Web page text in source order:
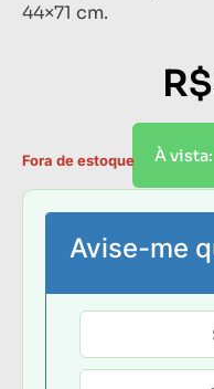
44×71 cm.
R$
À vista:
Fora de estoque
Avise-me